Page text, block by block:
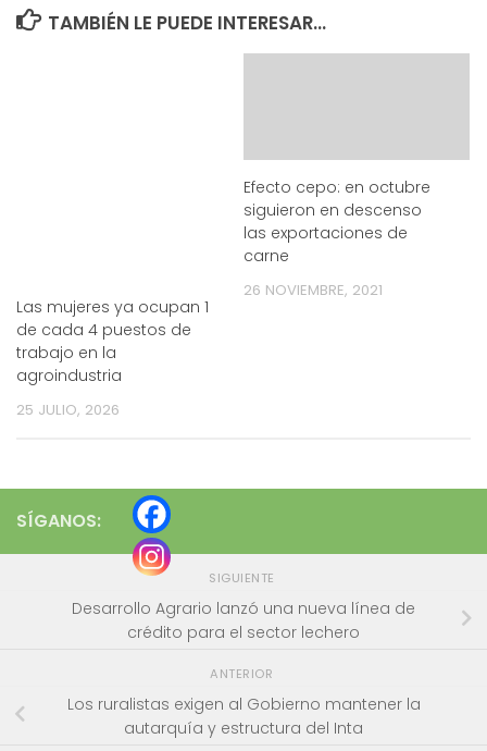
TAMBIÉN LE PUEDE INTERESAR...
Las mujeres ya ocupan 1
de cada 4 puestos de
trabajo en la
agroindustria
25 JULIO, 2026
Efecto cepo: en octubre
siguieron en descenso
las exportaciones de
carne
26 NOVIEMBRE, 2021
SÍGANOS:
SIGUIENTE
Desarrollo Agrario lanzó una nueva línea de
crédito para el sector lechero
ANTERIOR
Los ruralistas exigen al Gobierno mantener la
autarquía y estructura del Inta